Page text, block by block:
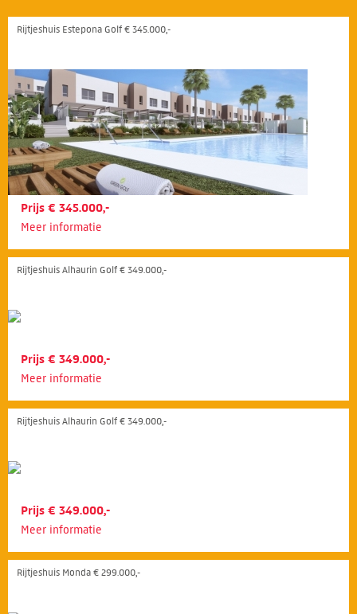
Rijtjeshuis Estepona Golf € 345.000,-
Prijs € 345.000,-
Meer informatie
Rijtjeshuis Alhaurin Golf € 349.000,-
Prijs € 349.000,-
Meer informatie
Rijtjeshuis Alhaurin Golf € 349.000,-
Prijs € 349.000,-
Meer informatie
Rijtjeshuis Monda € 299.000,-